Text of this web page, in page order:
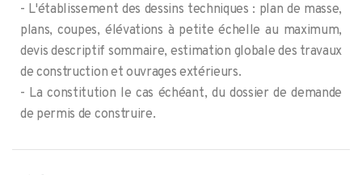
- L'établissement des dessins techniques : plan de masse,
plans, coupes, élévations à petite échelle au maximum,
devis descriptif sommaire, estimation globale des travaux
de construction et ouvrages extérieurs.
- La constitution le cas échéant, du dossier de demande
de permis de construire.